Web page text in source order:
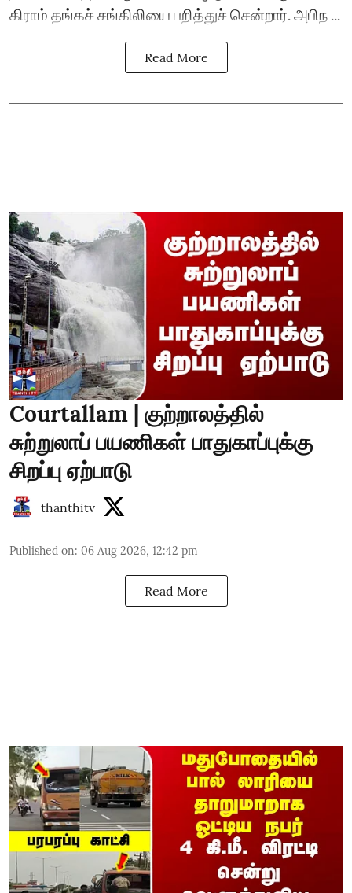
கிராம் தங்கச் சங்கிலியை பறித்துச் சென்றார். அபிந ...
Read More
Courtallam | குற்றாலத்தில்
சுற்றுலாப் பயணிகள் பாதுகாப்புக்கு
சிறப்பு ஏற்பாடு
thanthitv
Published on: 06 Aug 2026, 12:42 pm
Read More